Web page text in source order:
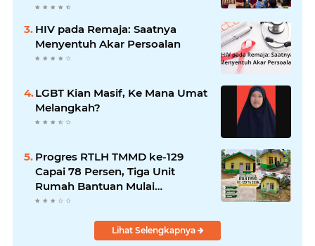
HIV pada Remaja: Saatnya
Menyentuh Akar Persoalan
LGBT Kian Masif, Ke Mana Umat
Melangkah?
Progres RTLH TMMD ke-129
Capai 78 Persen, Tiga Unit
Rumah Bantuan Mulai
Rampung
Lihat Selengkapnya